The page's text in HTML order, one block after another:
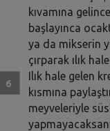
kıvamına
başlayınca
ya da mikserin
çırparak ılık
Ilık hale gelen
kısmına
meyveleriyle